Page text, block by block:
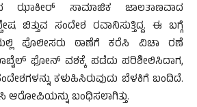
ಝಾಕೀರ್ ಸಾಮಾಜಿಕ ಜಾಲತಾಣವಾದ
ಬಿತ್ತುವ ಸಂದೇಶ ರವಾನಿಸುತ್ತಿದ್ದ. ಈ ಬಗ್ಗೆ
ಪೊಲೀಸರು ಠಾಣೆಗೆ ಕರೆಸಿ ವಿಚಾ ರಣೆ
ಫೋನ್ ವಶಕ್ಕೆ ಪಡೆದು ಪರಿಶೀಲಿಸಿದಾಗ,
ಕಳುಹಿಸಿರುವುದು ಬೆಳಕಿಗೆ ಬಂದಿದೆ.
ಆರೋಪಿಯನ್ನು ಬಂಧಿಸಲಾಗಿತ್ತು.